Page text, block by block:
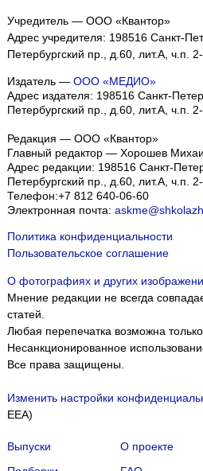
Учредитель — ООО «Квантор»
Адрес учредителя: 198516 Санкт-
Петербургский пр., д.60, лит.А, ч.п.
Издатель — ООО «МЕДИО»
Адрес издателя: 198516 Санкт-
Петербургский пр., д.60, лит.А, ч.п.
Редакция — ООО «Квантор»
Главный редактор — Хорошев
Адрес редакции: 198516 Санкт-
Петербургский пр., д.60, лит.А, ч.п.
Телефон:+7 812 640-06-60
Электронная почта:
Политика конфиденциальности
Пользовательское соглашение
О фотографиях и других
Мнение редакции не всегда
статей.
Любая перепечатка возможна только
Несанкционированное
Все права защищены.
Изменить настройки
EEA)
Выпуски
О проекте